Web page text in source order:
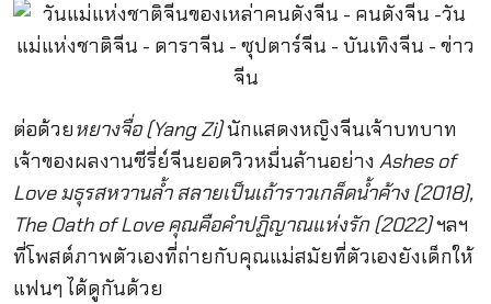
ต่อด้วยหยางจื่อ (Yang Zi)นักแสดงหญิงจีนเจ้าบทบาท
เจ้าของผลงานซีรี่ย์จีนยอดวิวหมื่นล้านอย่าง Ashes of
Love มธุรสหวานล้ำ สลายเป็นเถ้าราวเกล็ดน้ำค้าง (2018),
The Oath of Love คุณคือคำปฏิญาณแห่งรัก (2022)ฯลฯ
ที่โพสต์ภาพตัวเองที่ถ่ายกับคุณแม่สมัยที่ตัวเองยังเด็กให้
แฟนๆ ได้ดูกันด้วย